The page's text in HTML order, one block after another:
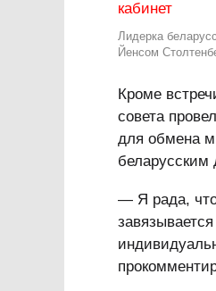
Лидерка
Йенсом
Кроме
совета
для обмена
беларусским
— Я рада, что